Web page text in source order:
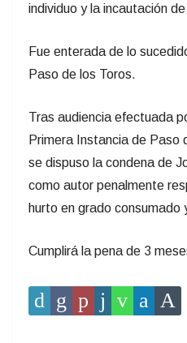
individuo y la incautación
Fue enterada de lo
Paso de los Toros.
Tras audiencia efectuada
Primera Instancia de Paso
se dispuso la condena de
como autor penalmente
hurto en grado
Cumplirá la pena de 3